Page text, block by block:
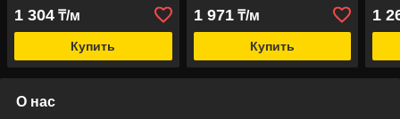
1 304 ₸/м
Купить
1 971₸/м
Купить
1
О нас